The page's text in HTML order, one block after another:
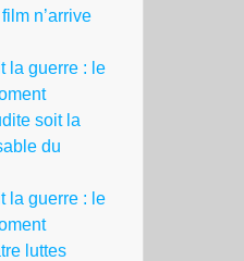
n’arrive
la guerre : le
soit la
du
la guerre : le
luttes